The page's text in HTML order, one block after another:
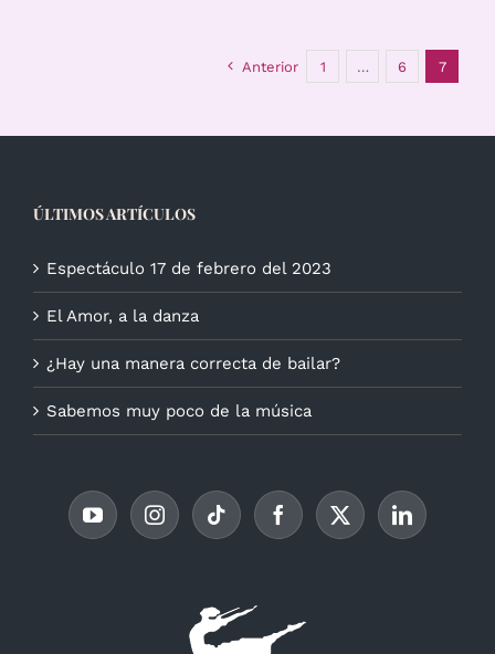
Anterior 1 … 6 7
ÚLTIMOS ARTÍCULOS
Espectáculo 17 de febrero del 2023
El Amor, a la danza
¿Hay una manera correcta de bailar?
Sabemos muy poco de la música